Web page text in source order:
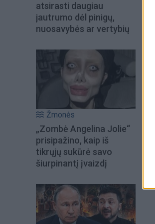
atsirasti daugiau
jautrumo dėl pinigų,
nuosavybės ar vertybių
Žmonės
„Zombė Angelina Jolie“
prisipažino, kaip iš
tikrųjų sukūrė savo
šiurpinantį įvaizdį